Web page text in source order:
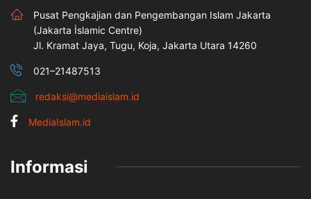
Pusat Pengkajian dan Pengembangan Islam Jakarta
(Jakarta İslamic Centre)
Jl. Kramat Jaya, Tugu, Koja, Jakarta Utara 14260
021–21487513
redaksi@mediaislam.id
MediaIslam.id
Informasi